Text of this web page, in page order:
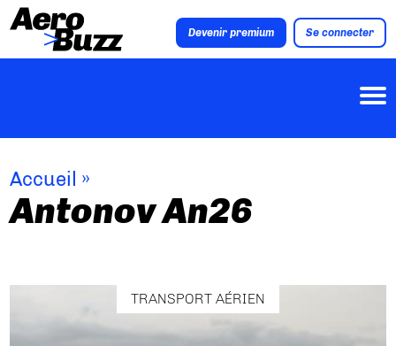
Devenir premium Se connecter
Accueil »
Antonov An26
TRANSPORT AÉRIEN